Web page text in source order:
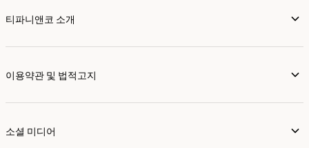
티파니앤코 소개
이용약관 및 법적고지
소셜 미디어